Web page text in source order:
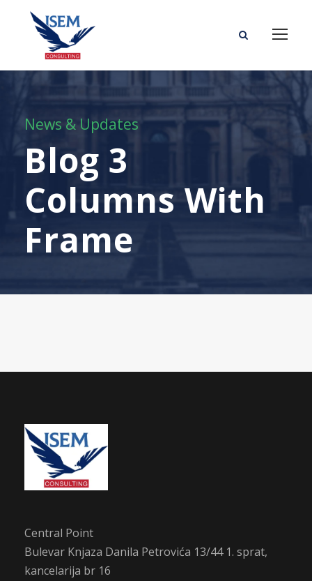
News & Updates
Blog 3
Columns With
Frame
Central Point
Bulevar Knjaza Danila Petrovića 13/44 1. sprat,
kancelarija br 16